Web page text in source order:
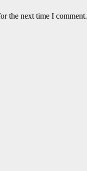
the next time I comment.